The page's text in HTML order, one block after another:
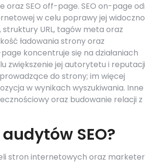
oraz SEO off-page. SEO on-page
w celu poprawy jej
URL, tagów meta oraz
ładowania strony oraz
koncentruje się na działaniach
zwiększenie jej autorytetu i
do strony; im więcej
w wynikach wyszukiwania. Inne
oraz budowanie relacji z
SEO?
stron internetowych oraz